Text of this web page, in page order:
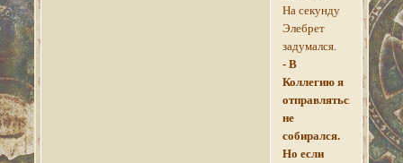
На секунду
Элебрет
задумался.
- В
Коллегию я
отправляться
не
собирался.
Но если